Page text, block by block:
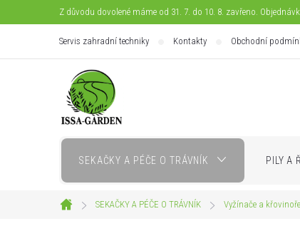
na
Z důvodu dovolené máme od 31. 7. do 10. 8. zavřeno.
Servis zahradní techniky Kontakty Obchodní
SEKAČKY A PÉČE O TRÁVNÍK PILY A
Domů
SEKAČKY A PÉČE O TRÁVNÍK Vyžínače a